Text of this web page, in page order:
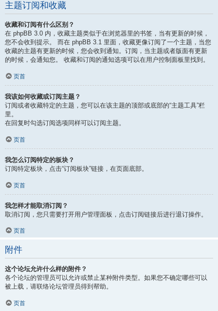
主题订阅和收藏
收藏和订阅有什么区别？
在 phpBB 3.0 内，收藏主题类似于在浏览器里的书签，当有更新的时候，
您不会收到提示。 而在 phpBB 3.1 里面，收藏更像订阅了一个主题，当您
收藏的主题有更新的时候，您会收到通知。订阅，当主题或者版面有更新
的时候，会通知您。 收藏和订阅的通知选项可以在用户控制面板里找到。
页首
我该如何收藏或订阅主题？
订阅或者收藏特定的主题，您可以在该主题的顶部或底部的“主题工具”栏
里。
在回复时勾选订阅选项同样可以订阅主题。
页首
我怎么订阅特定的板块？
订阅特定板块，点击“订阅板块”链接，在页面底部。
页首
我怎样才能取消订阅？
取消订阅，您只需要打开用户管理面板，点击订阅链接后进行退订操作。
页首
附件
这个论坛允许什么样的附件？
各个论坛的管理员可以允许或禁止某种附件类型。如果您不确定哪些可以
被上载，请联络论坛管理员得到帮助。
页首